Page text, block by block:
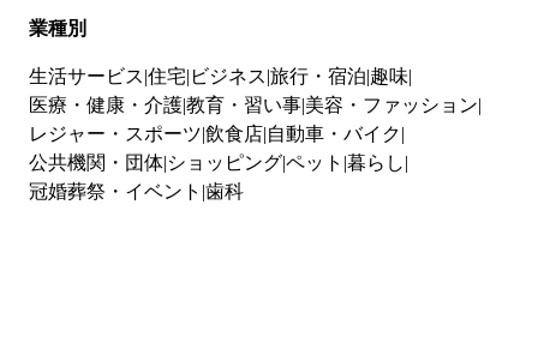
業種別
生活サービス 住宅 ビジネス 旅行・宿泊 趣味
医療・健康・介護教育・習い事 美容・ファッション
レジャー・スポーツ 飲食店 自動車・バイク
公共機関・団体 ショッピングペット 暮らし
冠婚葬祭・イベント 歯科